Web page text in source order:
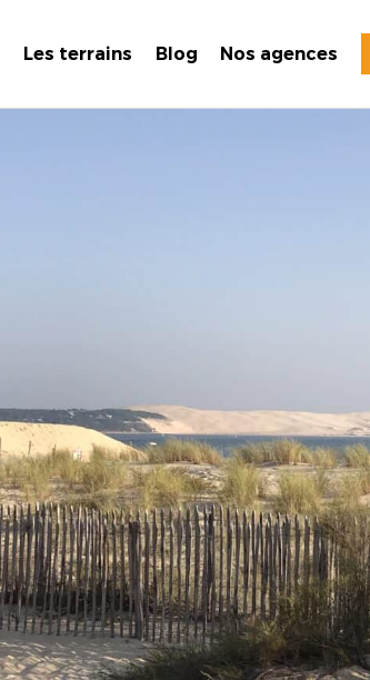
Les terrains Blog Nos agences